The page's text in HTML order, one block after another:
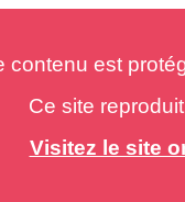
est
Ce site
Visitez le site